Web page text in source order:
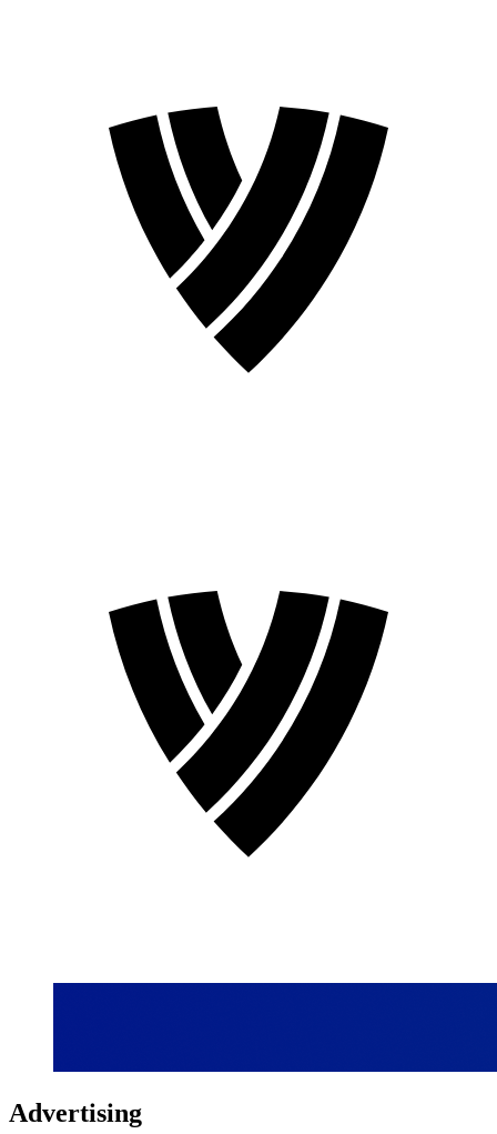
Advertising